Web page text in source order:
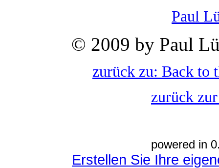
Paul
© 2009 by Paul
zurück zu: Back to
zurück
powered in
Erstellen Sie Ihre